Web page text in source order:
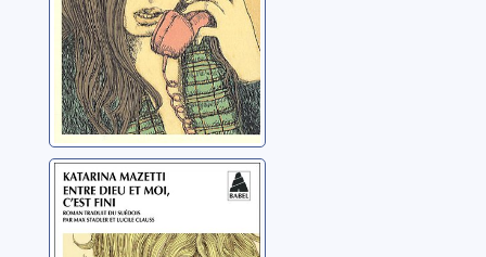
Entre Dieu et
moi, c'est fini:
roman